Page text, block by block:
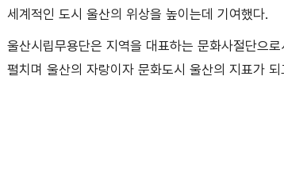
세계적인 도시 울산의 위상을 높이는데 기여했다.
울산시립무용단은 지역을 대표하는 문화사절단으
펼치며 울산의 자랑이자 문화도시 울산의 지표가 되